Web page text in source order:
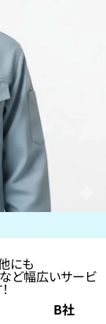
にも
ど幅広いサービ
B社